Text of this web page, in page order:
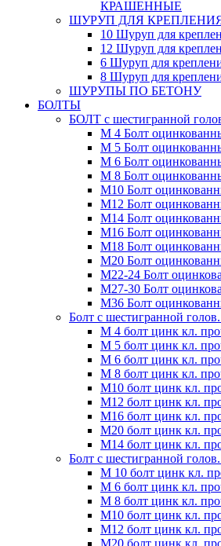
КРАШЕННЫЕ
ШУРУП ДЛЯ
10 Шуруп для
12 Шуруп для
6 Шуруп для
8 Шуруп для
ШУРУПЫ ПО БЕТОНУ
БОЛТЫ
БОЛТ с шестигранной
М 4 Болт
М 5 Болт
М 6 Болт
М 8 Болт
М10 Болт
М12 Болт
М14 Болт
М16 Болт
М18 Болт
М20 Болт
М22-24 Болт
М27-30 Болт
М36 Болт
Болт с шестигранной
М 4 болт цинк кл.
М 5 болт цинк кл.
М 6 болт цинк кл.
М 8 болт цинк кл.
М10 болт цинк кл.
М12 болт цинк кл.
М16 болт цинк кл.
М20 болт цинк кл.
М14 болт цинк кл.
Болт с шестигранной
М 10 болт цинк кл.
М 6 болт цинк кл.
М 8 болт цинк кл.
М10 болт цинк кл.
М12 болт цинк кл.
М20 болт цинк кл.